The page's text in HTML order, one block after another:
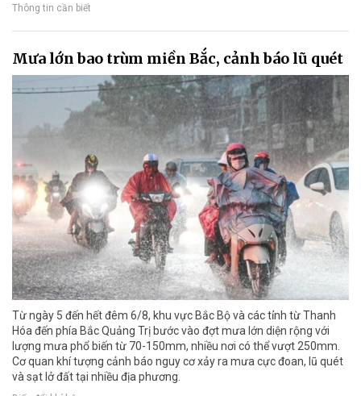
Thông tin cần biết
Mưa lớn bao trùm miền Bắc, cảnh báo lũ quét
Từ ngày 5 đến hết đêm 6/8, khu vực Bắc Bộ và các tỉnh từ Thanh
Hóa đến phía Bắc Quảng Trị bước vào đợt mưa lớn diện rộng với
lượng mưa phổ biến từ 70-150mm, nhiều nơi có thể vượt 250mm.
Cơ quan khí tượng cảnh báo nguy cơ xảy ra mưa cực đoan, lũ quét
và sạt lở đất tại nhiều địa phương.